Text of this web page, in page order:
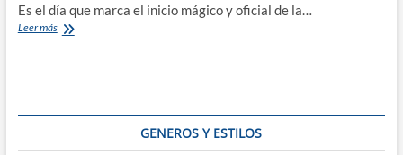
Es el día que marca el inicio mágico y oficial de la…
Leer másLa
GENEROS Y ESTILOS